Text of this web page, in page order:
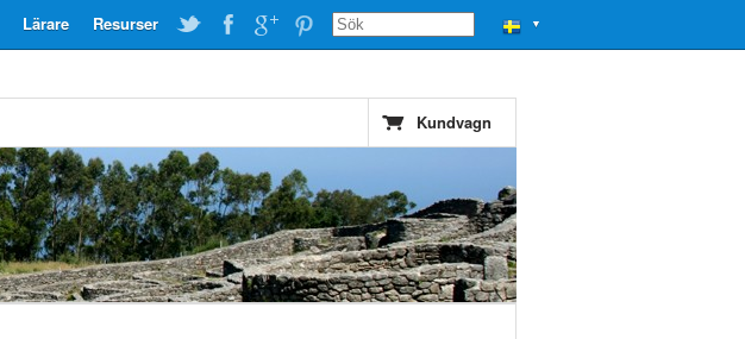
▼
Resurser
Lärare
Kundvagn